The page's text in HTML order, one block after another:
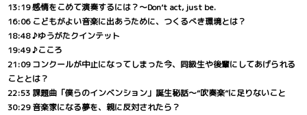
13:19 感情をこめて演奏するには？～Don’t act, just be.
16:06 こどもがよい音楽に出あうために、つくるべき環境とは？
18:48 ♪ゆうがたクインテット
19:49 ♪こころ
21:09 コンクールが中止になってしまった今、同級生や後輩にしてあげられる
こととは？
22:53 課題曲「僕らのインベンション」誕生秘話～“吹奏楽”に足りないこと
30:29 音楽家になる夢を、親に反対されたら？